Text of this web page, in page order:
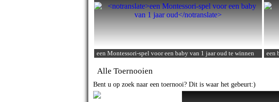
een Montessori-spel voor een baby van 1 jaar oud te winnen een
Alle Toernooien
Bent u op zoek naar een toernooi? Dit is waar het gebeurt:)